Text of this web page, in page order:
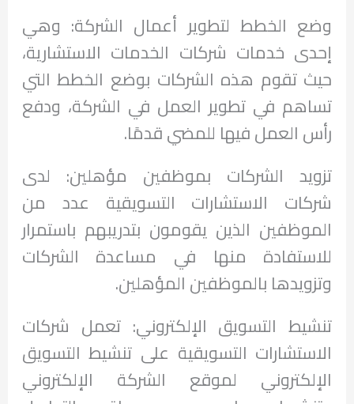
وضع الخطط لتطوير أعمال الشركة: وهي
إحدى خدمات شركات الخدمات الاستشارية،
حيث تقوم هذه الشركات بوضع الخطط التي
تساهم في تطوير العمل في الشركة، ودفع
رأس العمل فيها للمضي قدمًا.
تزويد الشركات بموظفين مؤهلين: لدى
شركات الاستشارات التسويقية عدد من
الموظفين الذين يقومون بتدريبهم باستمرار
للاستفادة منها في مساعدة الشركات
وتزويدها بالموظفين المؤهلين.
تنشيط التسويق الإلكتروني: تعمل شركات
الاستشارات التسويقية على تنشيط التسويق
الإلكتروني لموقع الشركة الإلكتروني